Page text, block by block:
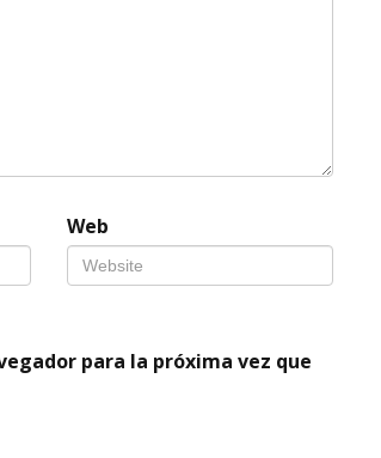
Web
para la próxima vez que